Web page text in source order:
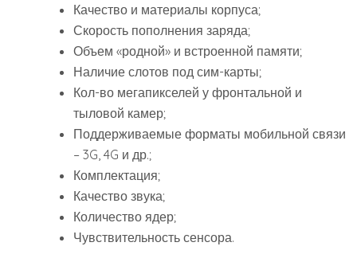
Качество и материалы корпуса;
Скорость пополнения заряда;
Объем «родной» и встроенной памяти;
Наличие слотов под сим-карты;
Кол-во мегапикселей у фронтальной и
тыловой камер;
Поддерживаемые форматы мобильной связи
– 3G, 4G и др.;
Комплектация;
Качество звука;
Количество ядер;
Чувствительность сенсора.